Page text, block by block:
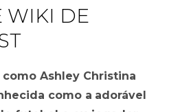
WIKI DE
Ashley Christina
como a adorável